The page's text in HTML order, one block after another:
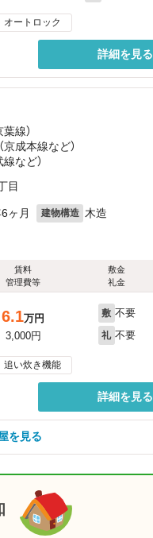
オートロック
詳細を見る
葉線）
京成本線など）
線など）
目
ヶ月 建物構造 木造
賃料
管理費等
敷金
礼金
6.1万円
3,000円
敷 不要
礼 不要
追い炊き機能
詳細を見る
を見る